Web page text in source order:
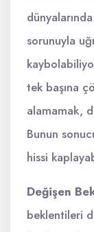
sorunuyla
tek başına
alamamak,
Bunun
hissi
Değişen
beklentileri